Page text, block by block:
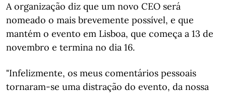
A organização diz que um novo CEO será
nomeado o mais brevemente possível, e que
mantém o evento em Lisboa, que começa a 13 de
novembro e termina no dia 16.
"Infelizmente, os meus comentários pessoais
tornaram-se uma distração do evento, da nossa